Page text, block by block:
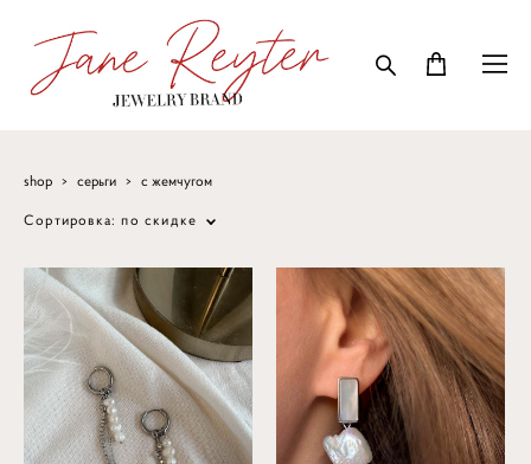
shop > серьги > с жемчугом
Сортировка: по скидке